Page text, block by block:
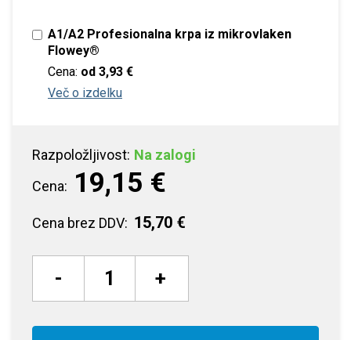
A1/A2 Profesionalna krpa iz mikrovlaken
Flowey®
Cena: od 3,93 €
Več o izdelku
Razpoložljivost: Na zalogi
Cena: 19,15 €
Cena brez DDV: 15,70 €
- +